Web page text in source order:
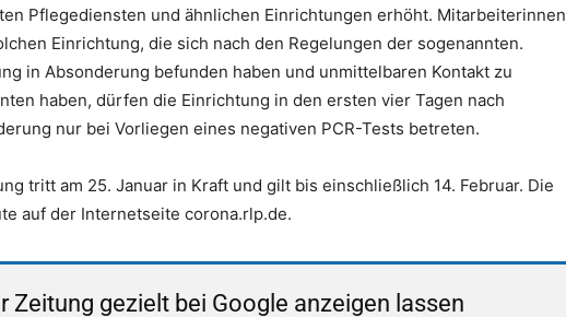
Pflegediensten und ähnlichen Einrichtungen erhöht. Mitarbeiterinnen
Einrichtung, die sich nach den Regelungen der sogenannten.
in Absonderung befunden haben und unmittelbaren Kontakt zu
haben, dürfen die Einrichtung in den ersten vier Tagen nach
nur bei Vorliegen eines negativen PCR-Tests betreten.
tritt am 25. Januar in Kraft und gilt bis einschließlich 14. Februar. Die
auf der Internetseite corona.rlp.de.
Zeitung gezielt bei Google anzeigen lassen